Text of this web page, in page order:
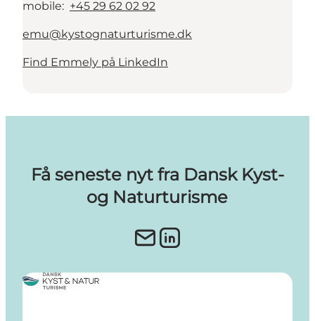
mobile: +45 29 62 02 92
emu@kystognaturturisme.dk
Find Emmely på LinkedIn
Få seneste nyt fra Dansk Kyst-
og Naturturisme